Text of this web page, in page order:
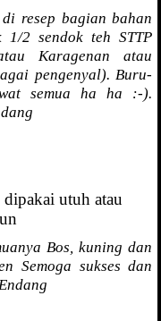
resep bagian bahan
2 sendok teh STTP
Karagenan atau
pengenyal). Buru-
semua ha ha :-).
utuh atau
Bos, kuning dan
Semoga sukses dan